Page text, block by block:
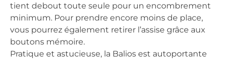
tient debout toute seule pour un encombrement
minimum. Pour prendre encore moins de place,
vous pourrez également retirer l’assise grâce aux
boutons mémoire.
Pratique et astucieuse, la Balios est autoportante